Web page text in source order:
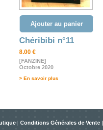
Ajouter au panier
Chéribibi n°11
8.00 €
[FANZINE]
Octobre 2020
> En savoir plus
| Conditions Générales de Vente|